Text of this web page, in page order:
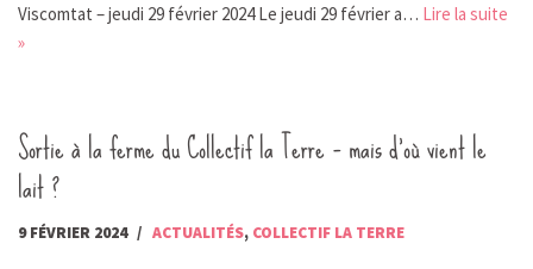
Viscomtat – jeudi 29 février 2024 Le jeudi 29 février a… Lire la suite
»
Sortie à la ferme du Collectif la Terre – mais d’où vient le
lait ?
9 FÉVRIER 2024 ACTUALITÉS, COLLECTIF LA TERRE